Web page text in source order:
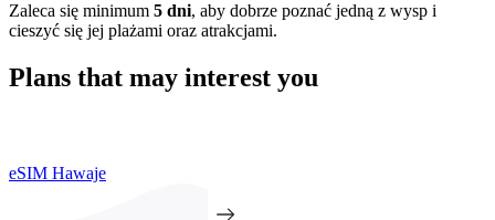
Zaleca się minimum 5 dni, aby dobrze poznać jedną z wysp i
cieszyć się jej plażami oraz atrakcjami.
Plans that may interest you
eSIM Hawaje